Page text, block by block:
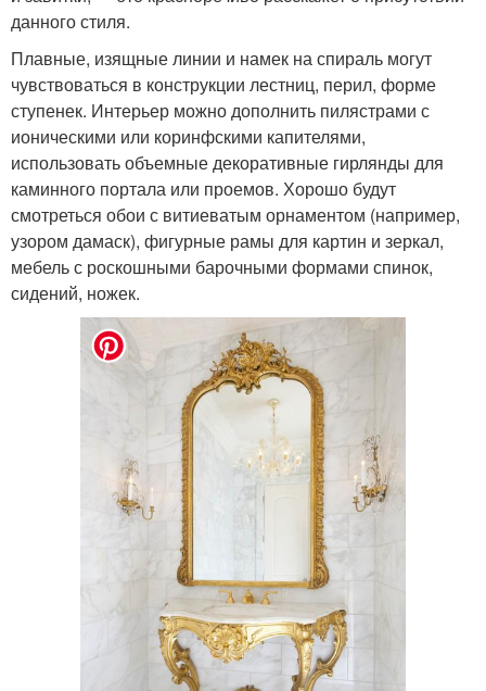
данного стиля.
Плавные, изящные линии и намек на спираль могут
чувствоваться в конструкции лестниц, перил, форме
ступенек. Интерьер можно дополнить пилястрами с
ионическими или коринфскими капителями,
использовать объемные декоративные гирлянды для
каминного портала или проемов. Хорошо будут
смотреться обои с витиеватым орнаментом (например,
узором дамаск), фигурные рамы для картин и зеркал,
мебель с роскошными барочными формами спинок,
сидений, ножек.